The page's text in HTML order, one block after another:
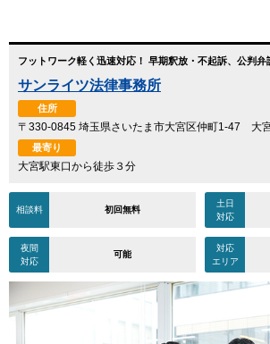
フットワーク軽く迅速対応！ 早期釈放・不起訴、公判弁
サンライツ法律事務所
住所
〒330-0845 埼玉県さいたま市大宮区仲町1-47 大
最寄り
大宮駅東口から徒歩３分
相談料 初回無料
土日
対応
夜間
対応
可能
対応
エリア